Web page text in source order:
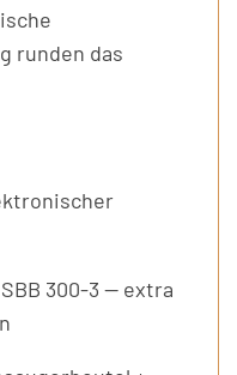
runden das
300-3 — extra